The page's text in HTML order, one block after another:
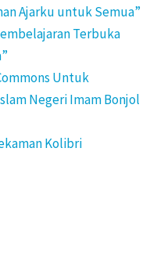
Ajarku untuk Semua”
Terbuka
Untuk
Negeri Imam Bonjol
Kolibri